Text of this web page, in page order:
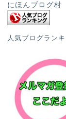
にほんブログ村
人気ブログラン